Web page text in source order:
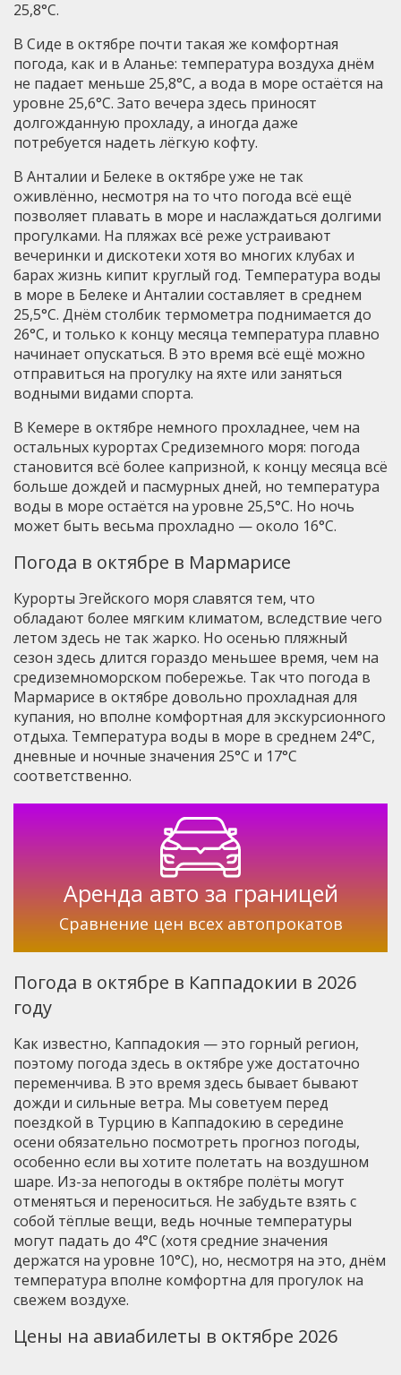
25,8°C.
В Сиде в октябре почти такая же комфортная
погода, как и в Аланье: температура воздуха днём
не падает меньше 25,8°С, а вода в море остаётся на
уровне 25,6°С. Зато вечера здесь приносят
долгожданную прохладу, а иногда даже
потребуется надеть лёгкую кофту.
В Анталии и Белеке в октябре уже не так
оживлённо, несмотря на то что погода всё ещё
позволяет плавать в море и наслаждаться долгими
прогулками. На пляжах всё реже устраивают
вечеринки и дискотеки хотя во многих клубах и
барах жизнь кипит круглый год. Температура воды
в море в Белеке и Анталии составляет в среднем
25,5°C. Днём столбик термометра поднимается до
26°C, и только к концу месяца температура плавно
начинает опускаться. В это время всё ещё можно
отправиться на прогулку на яхте или заняться
водными видами спорта.
В Кемере в октябре немного прохладнее, чем на
остальных курортах Средиземного моря: погода
становится всё более капризной, к концу месяца всё
больше дождей и пасмурных дней, но температура
воды в море остаётся на уровне 25,5°C. Но ночь
может быть весьма прохладно — около 16°C.
Погода в октябре в Мармарисе
Курорты Эгейского моря славятся тем, что
обладают более мягким климатом, вследствие чего
летом здесь не так жарко. Но осенью пляжный
сезон здесь длится гораздо меньшее время, чем на
средиземноморском побережье. Так что погода в
Мармарисе в октябре довольно прохладная для
купания, но вполне комфортная для экскурсионного
отдыха. Температура воды в море в среднем 24°C,
дневные и ночные значения 25°C и 17°C
соответственно.
Аренда автоза границей
Сравнение цен всех автопрокатов
Погода в октябре в Каппадокии в 2026
году
Как известно, Каппадокия — это горный регион,
поэтому погода здесь в октябре уже достаточно
переменчива. В это время здесь бывает бывают
дожди и сильные ветра. Мы советуем перед
поездкой в Турцию в Каппадокию в середине
осени обязательно посмотреть прогноз погоды,
особенно если вы хотите полетать на воздушном
шаре. Из-за непогоды в октябре полёты могут
отменяться и переноситься. Не забудьте взять с
собой тёплые вещи, ведь ночные температуры
могут падать до 4°C (хотя средние значения
держатся на уровне 10°C), но, несмотря на это, днём
температура вполне комфортна для прогулок на
свежем воздухе.
Цены на авиабилеты в октябре 2026